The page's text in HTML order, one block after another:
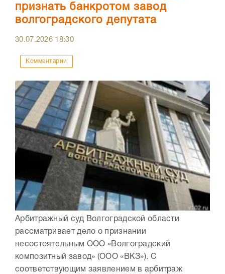
признать банкротом завод
волгоградского депутата
30.07.2026 18:30
Комментарии
Арбитражный суд Волгоградской области
рассматривает дело о признании
несостоятельным ООО «Волгоградский
композитный завод» (ООО «ВКЗ»). С
соответствующим заявлением в арбитраж